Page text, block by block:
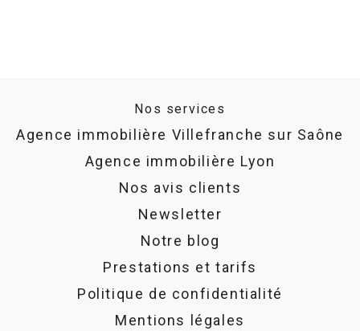
Nos services
Agence immobilière Villefranche sur Saône
Agence immobilière Lyon
Nos avis clients
Newsletter
Notre blog
Prestations et tarifs
Politique de confidentialité
Mentions légales